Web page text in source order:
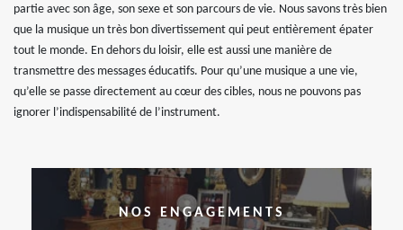
partie avec son âge, son sexe et son parcours de vie. Nous savons très bien
que la musique un très bon divertissement qui peut entièrement épater
tout le monde. En dehors du loisir, elle est aussi une manière de
transmettre des messages éducatifs. Pour qu’une musique a une vie,
qu’elle se passe directement au cœur des cibles, nous ne pouvons pas
ignorer l’indispensabilité de l’instrument.
NOS ENGAGEMENTS